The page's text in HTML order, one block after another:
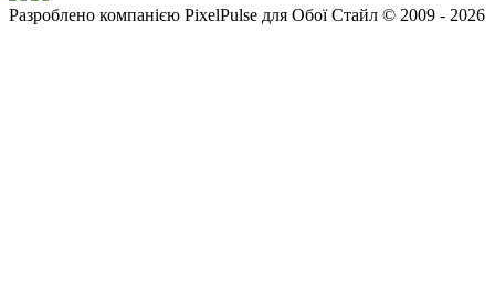
Разроблено компанією PixelPulse для Обої Стайл © 2009 - 2026